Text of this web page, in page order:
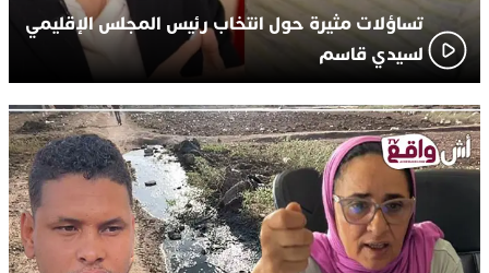
تساؤلات مثيرة حول انتخاب رئيس المجلس الإقليمي
لسيدي قاسم